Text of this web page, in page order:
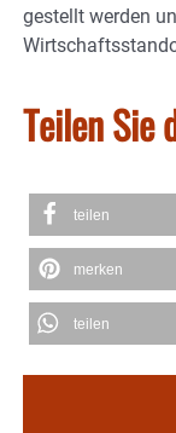
gestellt werden
Teilen Sie
teilen
merken
teilen